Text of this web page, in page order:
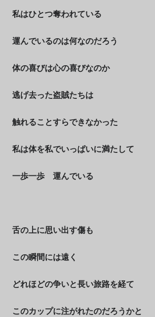
私はひとつ奪われている
運んでいるのは何なのだろう
体の喜びは心の喜びなのか
逃げ去った盗賊たちは
触れることすらできなかった
私は体を私でいっぱいに満たして
一歩一歩 運んでいる
舌の上に思い出す傷も
この瞬間には遠く
どれほどの争いと長い旅路を経て
このカップに注がれたのだろうかと